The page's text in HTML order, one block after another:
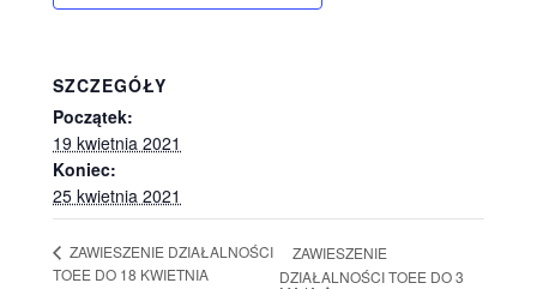
SZCZEGÓŁY
Początek:
19 kwietnia 2021
Koniec:
25 kwietnia 2021
ZAWIESZENIE DZIAŁALNOŚCI
TOEE DO 18 KWIETNIA
ZAWIESZENIE
DZIAŁALNOŚCI TOEE DO 3